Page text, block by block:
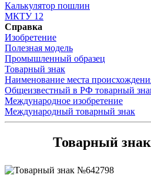
Калькулятор пошлин
МКТУ 12
Справка
Изобретение
Полезная модель
Промышленный образец
Товарный знак
Наименование места
Общеизвестный в РФ товарный
Международное изобретение
Международный товарный знак
Товарный